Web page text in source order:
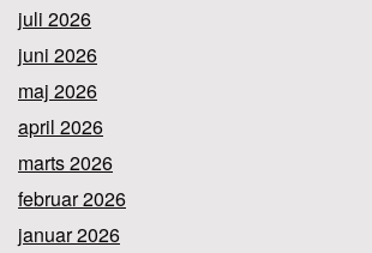
juli 2026
juni 2026
maj 2026
april 2026
marts 2026
februar 2026
januar 2026